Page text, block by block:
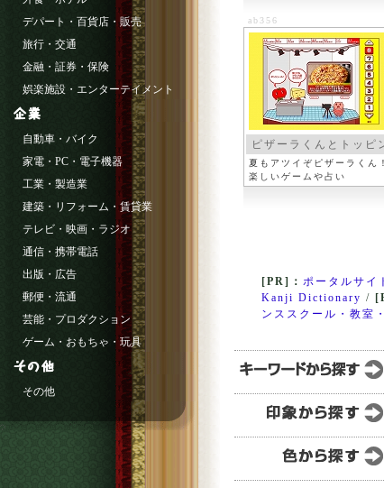
ab356
ピザーラくんとトッピ
グス
夏もアツイぞピザーラくん！
楽しいゲームや占い
[PR]： ポータルサイ
Kanji Dictionary /
ンススクール・教室
デパート・百貨店・販売
旅行・交通
金融・証券・保険
娯楽施設・エンターテイメント
自動車・バイク
家電・PC・電子機器
工業・製造業
建築・リフォーム・賃貸業
テレビ・映画・ラジオ
通信・携帯電話
出版・広告
郵便・流通
芸能・プロダクション
ゲーム・おもちゃ・玩具
その他